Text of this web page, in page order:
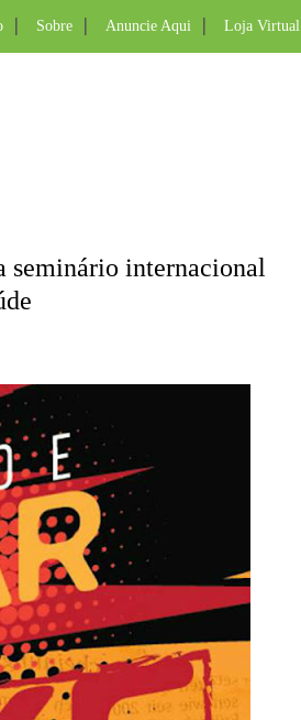
Sobre Anuncie Aqui Loja Virtual
seminário internacional